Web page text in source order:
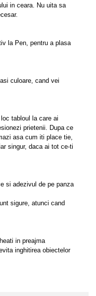
in ceara. Nu uita sa
la Pen, pentru a plasa
culoare, cand vei
tabloul la care ai
prietenii. Dupa ce
asa cum iti place tie,
singur, daca ai tot ce-ti
si adezivul de pe panza
sigure, atunci cand
in preajma
inghitirea obiectelor